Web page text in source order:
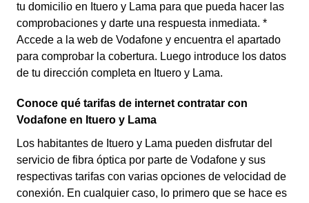
tu domicilio en Ituero y Lama para que pueda hacer las
comprobaciones y darte una respuesta inmediata. *
Accede a la web de Vodafone y encuentra el apartado
para comprobar la cobertura. Luego introduce los datos
de tu dirección completa en Ituero y Lama.
Conoce qué tarifas de internet contratar con
Vodafone en Ituero y Lama
Los habitantes de Ituero y Lama pueden disfrutar del
servicio de fibra óptica por parte de Vodafone y sus
respectivas tarifas con varias opciones de velocidad de
conexión. En cualquier caso, lo primero que se hace es